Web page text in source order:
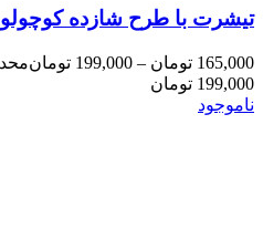
تیشرت با طرح شازده کوچولو
165,000 تومان –
199,000 تومان
199,000 تومان
ناموجود